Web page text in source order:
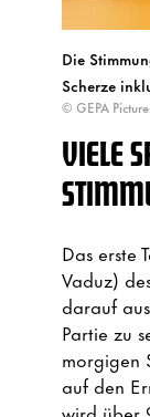
Die
Scherze
© GEPA
VIELE
Das erste
Vaduz)
darauf
Partie zu
morgigen
auf den